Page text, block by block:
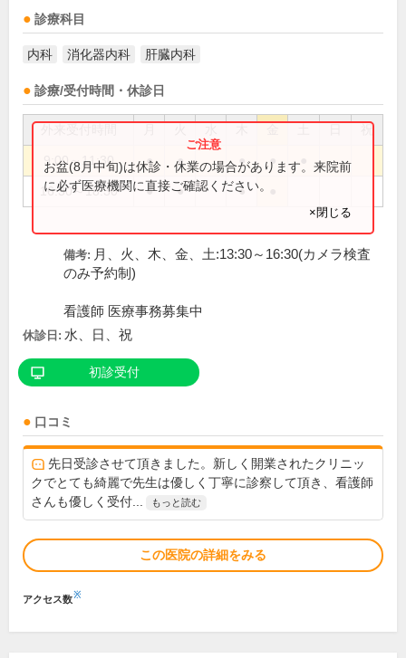
診療科目
内科 消化器内科 肝臓内科
診療/受付時間・休診日
祝
9:00～11:30 ● ● ● ●
16:30～18:30 ● ● ●
お盆(8月中旬)は休診・休業の場合があります。来院前
に必ず医療機関に直接ご確認ください。
×閉じる
備考: 月、火、木、金、土:13:30～16:30(カメラ検査
のみ予約制)
看護師 医療事務募集中
休診日: 水、日、祝
初診受付
口コミ
先日受診させて頂きました。新しく開業されたクリニッ
クでとても綺麗で先生は優しく丁寧に診察して頂き、看護師
さんも優しく受付...
もっと読む
この医院の詳細をみる
アクセス数※